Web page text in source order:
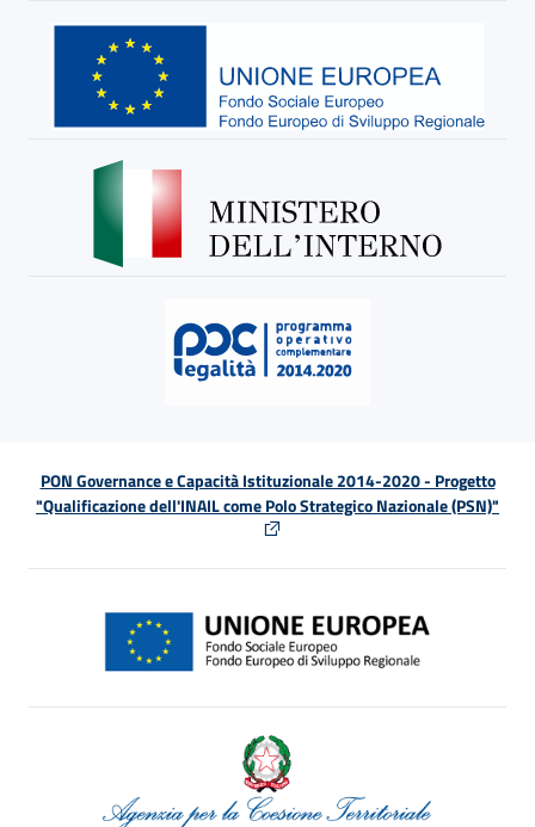
PON Governance e Capacità Istituzionale 2014-2020 - Progetto
"Qualificazione dell'INAIL come Polo Strategico Nazionale (PSN)"